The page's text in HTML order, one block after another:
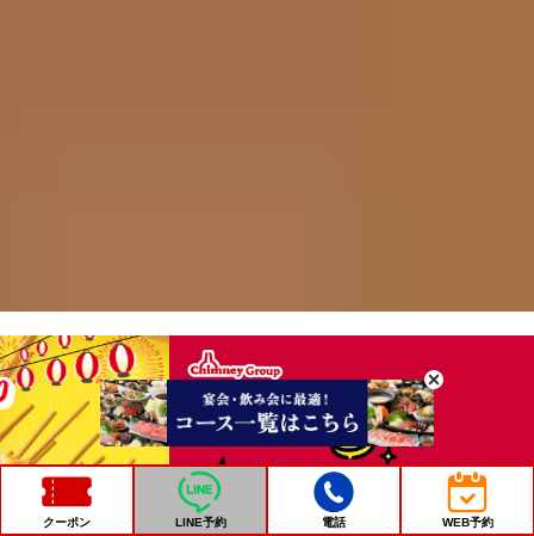
クーポン LINE予約 電話 WEB予約